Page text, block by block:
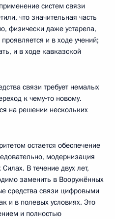
систем связи
что значительная часть
физически даже устарела,
и в ходе учений;
и в ходе кавказской
связи требует немалых
к чему‑то новому.
на решении нескольких
остается обеспечение
модернизация
В течение двух лет,
заменить в Вооружённых
средства связи цифровыми
и в полевых условиях. Это
и полностью